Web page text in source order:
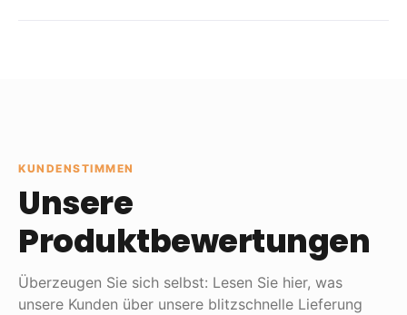
KUNDENSTIMMEN
Unsere
Produktbewertungen
Überzeugen Sie sich selbst: Lesen Sie hier, was
unsere Kunden über unsere blitzschnelle Lieferung